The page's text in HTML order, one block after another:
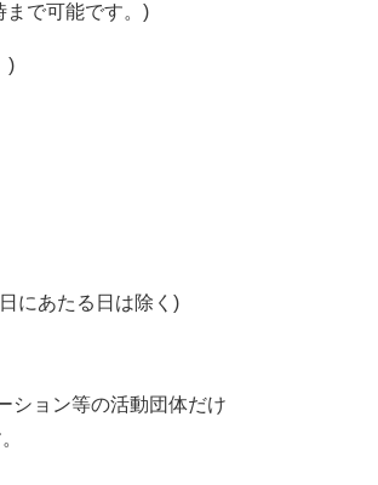
で可能です。)
)
にあたる日は除く)
ション等の活動団体だけ